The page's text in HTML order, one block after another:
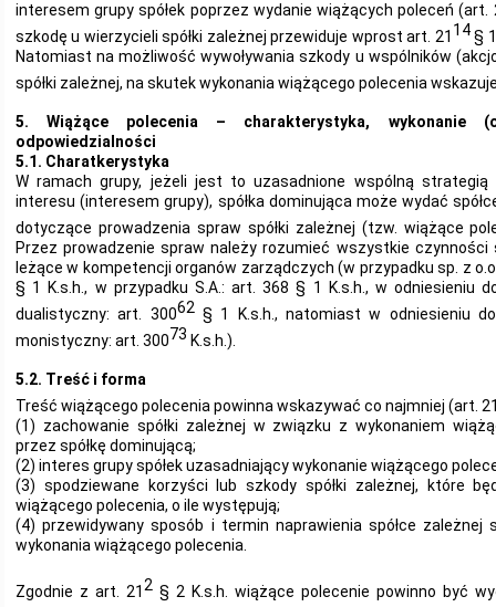
interesem grupy spółek poprzez wydanie wiążących poleceń (art.
szkodę u wierzycieli spółki zależnej przewiduje wprost art. 21 14§
Natomiast na możliwość wywoływania szkody u wspólników
spółki zależnej, na skutek wykonania wiążącego polecenia
5. Wiążące polecenia – charakterystyka, wykonanie
odpowiedzialności
5.1. Charatkerystyka
W ramach grupy, jeżeli jest to uzasadnione wspólną strategią
interesu (interesem grupy), spółka dominująca może wydać
dotyczące prowadzenia spraw spółki zależnej (tzw. wiążące
Przez prowadzenie spraw należy rozumieć wszystkie czynności
leżące w kompetencji organów zarządczych (w przypadku sp. z
§ 1 K.s.h., w przypadku S.A.: art. 368 § 1 K.s.h., w odniesieniu
dualistyczny: art. 30062§ 1 K.s.h., natomiast w odniesieniu do
monistyczny: art. 30073 K.s.h.).
5.2. Treść i forma
Treść wiążącego polecenia powinna wskazywać co najmniej (art.
(1) zachowanie spółki zależnej w związku z wykonaniem
przez spółkę dominującą;
(2) interes grupy spółek uzasadniający wykonanie wiążącego
(3) spodziewane korzyści lub szkody spółki zależnej, które
wiążącego polecenia, o ile występują;
(4) przewidywany sposób i termin naprawienia spółce zależnej
wykonania wiążącego polecenia.
Zgodnie z art. 21 2 § 2 K.s.h. wiążące polecenie powinno być